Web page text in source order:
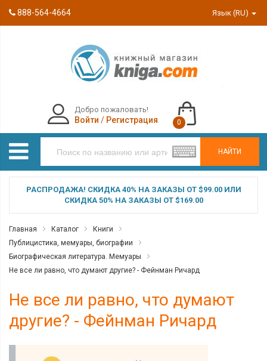
888-564-4664 Язык (RU)
НАЙТИ
Добро пожаловать!
Войти / Регистрация 0
РАСПРОДАЖА! СКИДКА 40% НА ЗАКАЗЫ ОТ $99.00 ИЛИ
СКИДКА 50% НА ЗАКАЗЫ ОТ $169.00
Главная Каталог
Книги
Публицистика, мемуары, биографии
Биографическая литература. Мемуары
Не все ли равно, что думают другие? - Фейнман Ричард
Не все ли равно, что думают
другие? - Фейнман Ричард